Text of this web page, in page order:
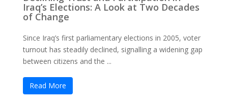
Iraq’s Elections: A Look at Two Decades
of Change
Since Iraq’s first parliamentary elections in 2005, voter
turnout has steadily declined, signalling a widening gap
between citizens and the ...
Read More